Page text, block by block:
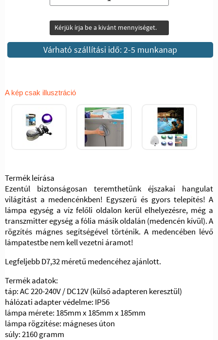
Kérjük írja be a kivánt mennyiséget.
Várható szállítási idő: 2-5 munkanap
A kép csak illusztráció
Termék leírása
Ezentúl biztonságosan teremthetünk éjszakai hangulat
világítást a medencénkben! Egyszerű és gyors telepítés! A
lámpa egység a víz felőli oldalon kerül elhelyezésre, még a
transzmitter egység a fólia másik oldalán (medencén kívül). A
rögzítés mágnes segítségével történik. A medencében lévő
lámpatestbe nem kell vezetni áramot!
Legfeljebb D7,32 méretű medencéhez ajánlott.
Termék adatok:
táp: AC 220-240V / DC12V (külső adapteren keresztül)
hálózati adapter védelme: IP56
lámpa mérete: 185mm x 185mm x 185mm
lámpa rögzítése: mágneses úton
súly: 2160 gramm